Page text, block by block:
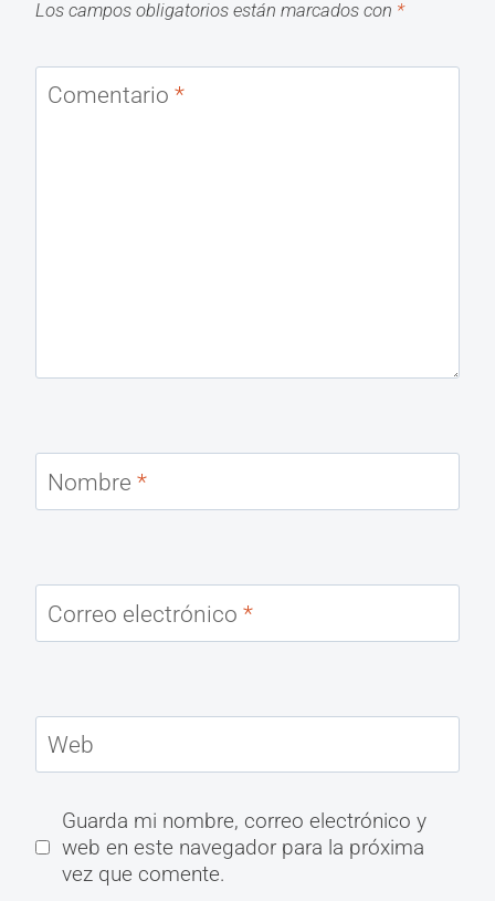
Los campos obligatorios están marcados con *
Comentario *
Nombre *
Correo electrónico *
Web
Guarda mi nombre, correo electrónico y
web en este navegador para la próxima
vez que comente.